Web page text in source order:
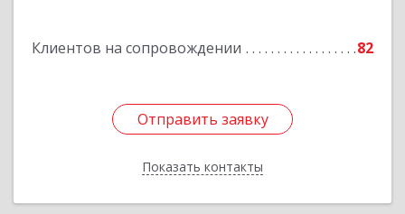
Клиентов на сопровождении 82
Отправить заявку
Показать контакты
Подробнее
Отправить заявку
Назад